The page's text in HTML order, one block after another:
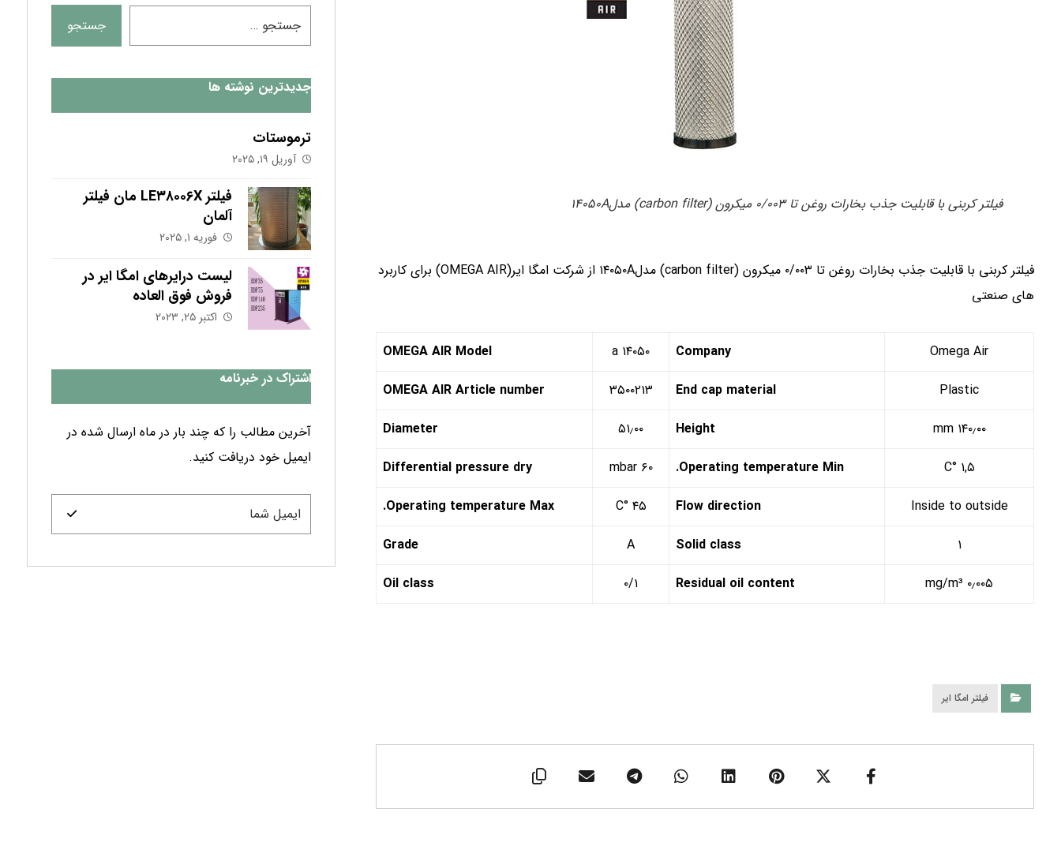
فیلتر کربنی با قابلیت جذب بخارات روغن تا ۰/۰۰۳ میکرون (carbon filter) مدل۱۴۰۵۰A
فیلتر کربنی با قابلیت جذب بخارات روغن تا ۰/۰۰۳ میکرون (carbon filter) مدل۱۴۰۵۰A از شرکت امگا ایر(OMEGA AIR) برای کاربرد
های صنعتی
Omega Air
Company ۱۴۰۵۰ a
OMEGA AIR Model
Plastic
End cap material ۳۵۰۰۲۱۳
OMEGA AIR Article number
۱۴۰٫۰۰ mm
Height ۵۱٫۰۰
Diameter
۱,۵ °C
Operating temperature Min. ۶۰ mbar
Differential pressure dry
Inside to outside
Flow direction ۴۵ °C
Operating temperature Max.
۱
Solid class
A
Grade
۰٫۰۰۵ mg/m³
Residual oil content ۰/۱ Oil class
فیلتر امگا ایر
جدیدترین نوشته ها
ترموستات
آوریل ۱۹, ۲۰۲۵
فیلتر LE۳۸۰۰۶X مان فیلتر
آلمان
فوریه ۱, ۲۰۲۵
لیست درایرهای امگا ایر در
فروش فوق العاده
اکتبر ۲۵, ۲۰۲۳
اشتراک در خبرنامه
آخرین مطالب را که چند بار در ماه ارسال شده در
ایمیل خود دریافت کنید.